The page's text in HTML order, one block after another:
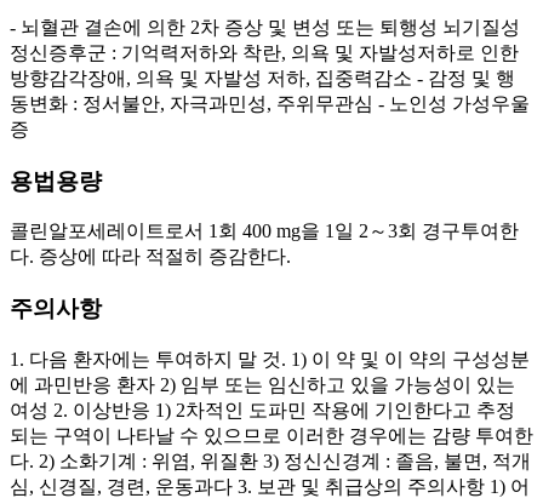
- 뇌혈관 결손에 의한 2차 증상 및 변성 또는 퇴행성 뇌기질성
정신증후군 : 기억력저하와 착란, 의욕 및 자발성저하로 인한
방향감각장애, 의욕 및 자발성 저하, 집중력감소 - 감정 및 행
동변화 : 정서불안, 자극과민성, 주위무관심 - 노인성 가성우울
증
용법용량
콜린알포세레이트로서 1회 400 mg을 1일 2～3회 경구투여한
다. 증상에 따라 적절히 증감한다.
주의사항
1. 다음 환자에는 투여하지 말 것. 1) 이 약 및 이 약의 구성성분
에 과민반응 환자 2) 임부 또는 임신하고 있을 가능성이 있는
여성 2. 이상반응 1) 2차적인 도파민 작용에 기인한다고 추정
되는 구역이 나타날 수 있으므로 이러한 경우에는 감량 투여한
다. 2) 소화기계 : 위염, 위질환 3) 정신신경계 : 졸음, 불면, 적개
심, 신경질, 경련, 운동과다 3. 보관 및 취급상의 주의사항 1) 어